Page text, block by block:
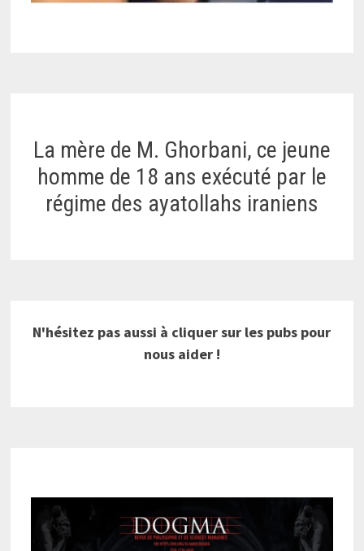
La mère de M. Ghorbani, ce jeune
homme de 18 ans exécuté par le
régime des ayatollahs iraniens
N'hésitez pas aussi à cliquer sur les pubs pour
nous aider !